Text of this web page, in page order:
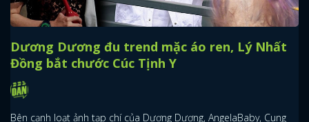
Dương Dương đu trend mặc áo ren, Lý Nhất
Đồng bắt chước Cúc Tịnh Y
Bên cạnh loạt ảnh tạp chí của Dương Dương, AngelaBaby, Cung